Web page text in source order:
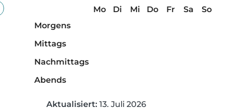
Mo Di Mi Do Fr Sa
So
Morgens
Mittags
Nachmittags
Abends
Aktualisiert: 13. Juli 2026